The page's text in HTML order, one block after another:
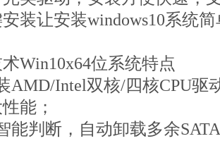
装让安装windows10系统
Win10x64位系统特点
AMD/Intel双核/四核CPU驱
能；
能判断，自动卸载多余